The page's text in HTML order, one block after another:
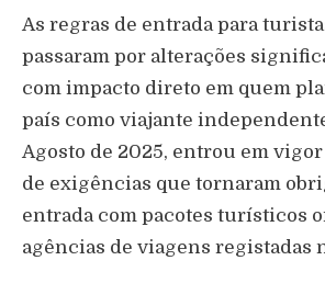
As regras de entrada para
passaram por alterações
com impacto direto em quem
país como viajante
Agosto de 2025, entrou em
de exigências que tornaram
entrada com pacotes turísticos
agências de viagens registadas